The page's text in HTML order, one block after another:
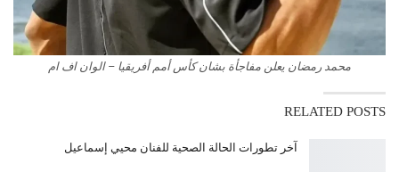
محمد رمضان يعلن مفاجأة بشان كأس أمم أفريقيا – الوان اف ام
RELATED POSTS
آخر تطورات الحالة الصحية للفنان محيي إسماعيل